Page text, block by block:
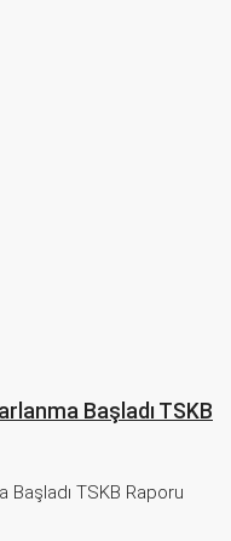
Başladı TSKB
Başladı TSKB Raporu